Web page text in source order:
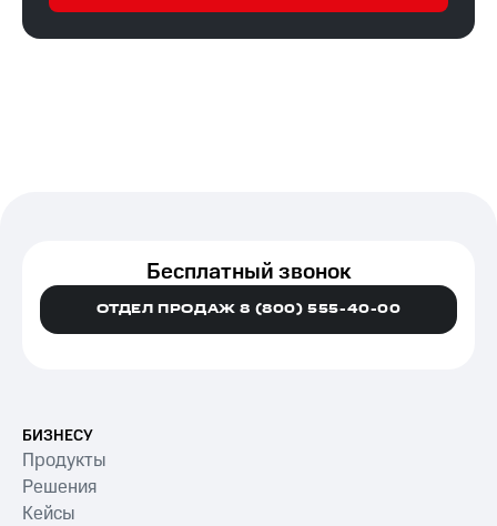
Бесплатный звонок
ОТДЕЛ ПРОДАЖ 8 (800) 555-40-00
БИЗНЕСУ
Продукты
Решения
Кейсы